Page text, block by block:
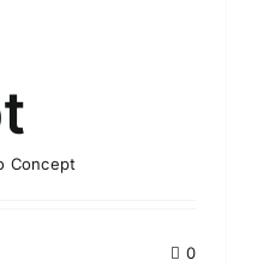
Concept
0